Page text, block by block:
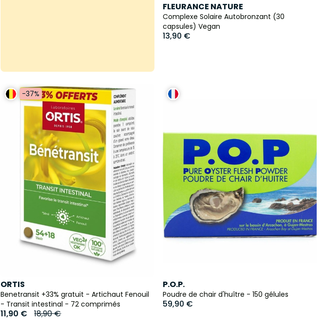
FLEURANCE NATURE
Complexe Solaire Autobronzant (30
capsules) Vegan
13,90 €
-37%
ORTIS
Benetransit +33% gratuit - Artichaut Fenouil
- Transit intestinal - 72 comprimés
11,90 € 18,90 €
P.O.P.
Poudre de chair d'huître - 150 gélules
59,90 €